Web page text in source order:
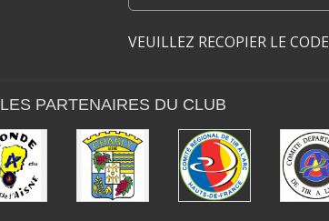
VEUILLEZ RECOPIER LE CODE
LES PARTENAIRES DU CLUB